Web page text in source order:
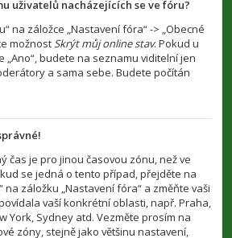
uživatelů nacházejících se ve fóru?
na záložce „Nastavení fóra“ -> „Obecné
možnostSkrýt můj online stav. Pokud u
„Ano“, budete na seznamu viditelní jen
a sama sebe. Budete počítán
čas je pro jinou časovou zónu, než ve
se jedná o tento případ, přejděte na
na záložku „Nastavení fóra“ a změňte vaši
vaší konkrétní oblasti, např. Praha,
York, Sydney atd. Vezměte prosím na
zóny, stejně jako většinu nastavení,